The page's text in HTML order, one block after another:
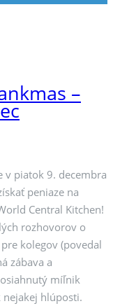
–
v piatok 9. decembra
peniaze na
Central Kitchen!
rozhovorov o
kolegov (povedal
zábava a
míľnik
hlúposti.